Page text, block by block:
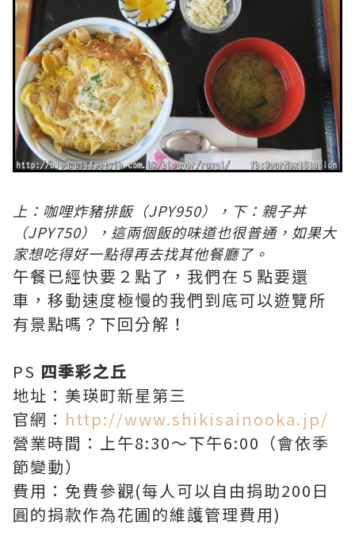
上 ：咖哩炸豬排飯（JPY950），下：親子丼
（JPY750），這兩個飯的味道也很普通，如果大
家想吃得好一點得再去找其他餐廳了。
午餐已經快要２點了，我們在５點要還
車，移動速度極慢的我們到底可以遊覽所
有景點嗎？下回分解！
PS 四季彩之丘
地址：美瑛町新星第三
官網： http://www.shikisainooka.jp/
營業時間：上午8:30〜下午6:00（會依季
節變動）
費用：免費參觀(每人可以自由捐助200日
圓的捐款作為花圃的維護管理費用)